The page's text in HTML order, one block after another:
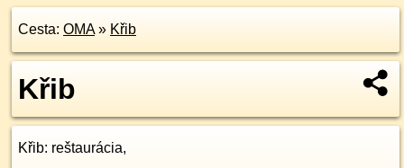
Cesta: OMA» Křib
Křib
Křib: reštaurácia,